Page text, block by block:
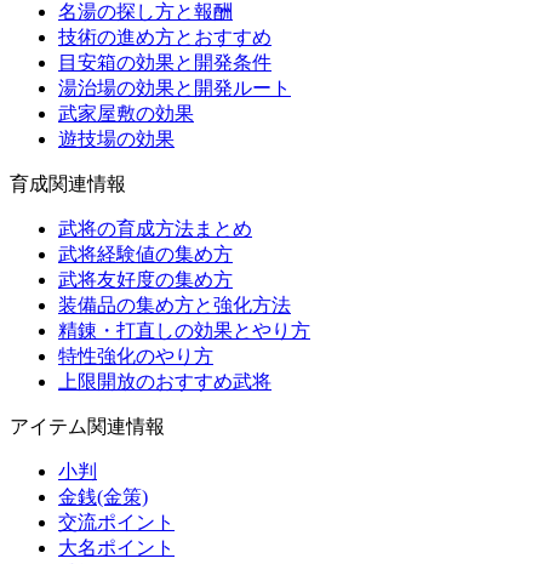
名湯の探し方と報酬
技術の進め方とおすすめ
目安箱の効果と開発条件
湯治場の効果と開発ルート
武家屋敷の効果
遊技場の効果
育成関連情報
武将の育成方法まとめ
武将経験値の集め方
武将友好度の集め方
装備品の集め方と強化方法
精錬・打直しの効果とやり方
特性強化のやり方
上限開放のおすすめ武将
アイテム関連情報
小判
金銭(金策)
交流ポイント
大名ポイント